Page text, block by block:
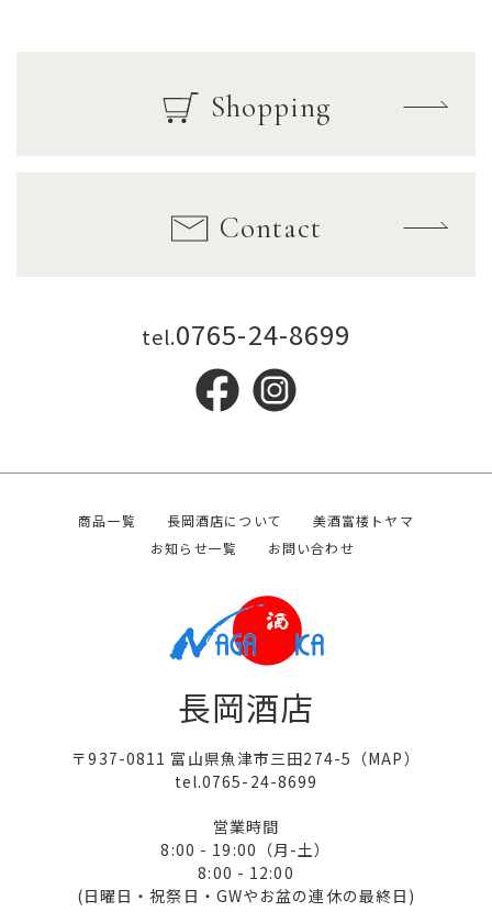
Shopping
Contact
tel.0765-24-8699
商品一覧 長岡酒店について
美酒富楼トヤマ
お知らせ一覧
お問い合わせ
長岡酒店
〒937-0811 富山県魚津市三田274-5（MAP）
tel.0765-24-8699
営業時間
8:00 - 19:00（月-土）
8:00 - 12:00
(日曜日・祝祭日・GWやお盆の連休の最終日)